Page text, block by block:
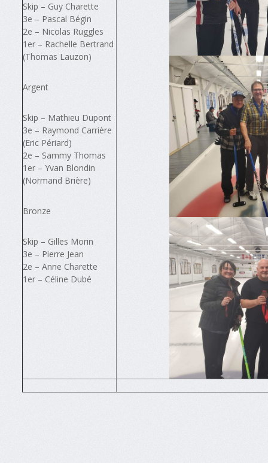
Skip – Guy Charette
3e – Pascal Bégin
2e – Nicolas Ruggles
1er – Rachelle Bertrand
(Thomas Lauzon)
Argent
Skip – Mathieu Dupont
3e – Raymond Carrière
(Eric Périard)
2e – Sammy Thomas
1er – Yvan Blondin
(Normand Brière)
Bronze
Skip – Gilles Morin
3e – Pierre Jean
2e – Anne Charette
1er – Céline Dubé